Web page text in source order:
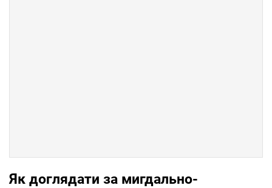
Як доглядати за мигдально-